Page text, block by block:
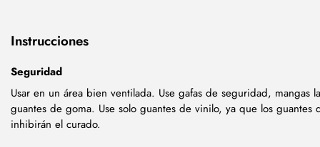
Instrucciones
Seguridad
Usar en un área bien ventilada. Use gafas de seguridad, mangas
guantes de goma. Use solo guantes de vinilo, ya que los guantes
inhibirán el curado.